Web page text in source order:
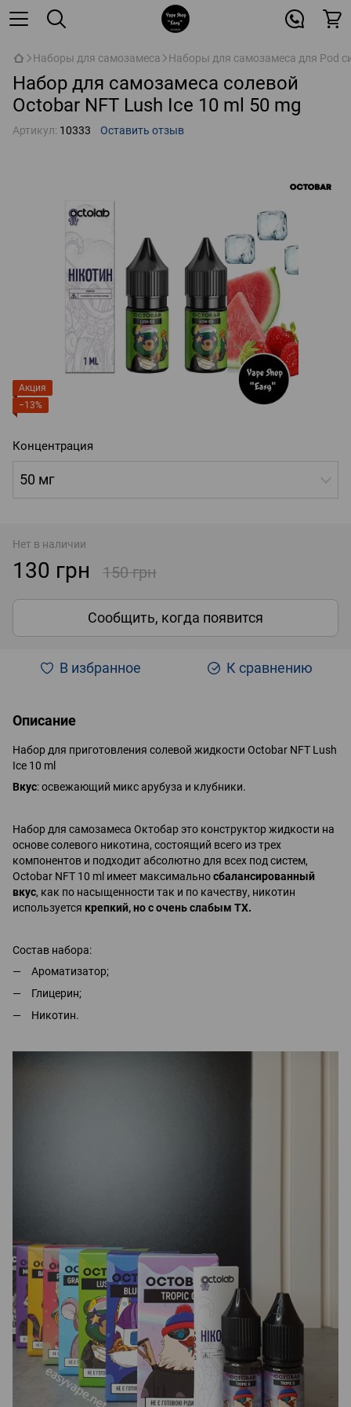
Наборы для самозамеса Наборы для самозамеса для Pod
Набор для самозамеса солевой
Octobar NFT Lush Ice 10 ml 50 mg
Артикул: 10333 Оставить отзыв
Акция
−13%
Концентрация
50 мг
Нет в наличии
130 грн 150 грн
Сообщить, когда появится
В избранное К сравнению
Описание
Набор для приготовления солевой жидкости Octobar NFT Lush
Ice 10 ml
Вкус: освежающий микс арубуза и клубники.
Набор для самозамеса Октобар это конструктор жидкости на
основе солевого никотина, состоящий всего из трех
компонентов и подходит абсолютно для всех под систем,
Octobar NFT 10 ml имеет максимальносбалансированный
вкус, как по насыщенности так и по качеству, никотин
используется крепкий, но с очень слабым ТХ.
Состав набора:
Ароматизатор;
Глицерин;
Никотин.